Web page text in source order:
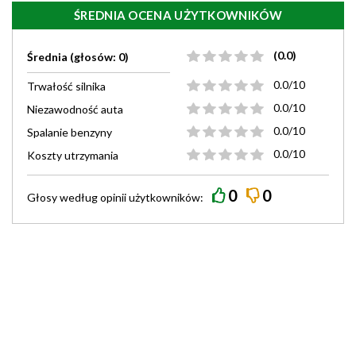
ŚREDNIA OCENA UŻYTKOWNIKÓW
Średnia (głosów: 0) (0.0)
Trwałość silnika
0.0/10
Niezawodność auta
0.0/10
Spalanie benzyny
0.0/10
Koszty utrzymania
0.0/10
Głosy wedługopiniiużytkowników: 0 0